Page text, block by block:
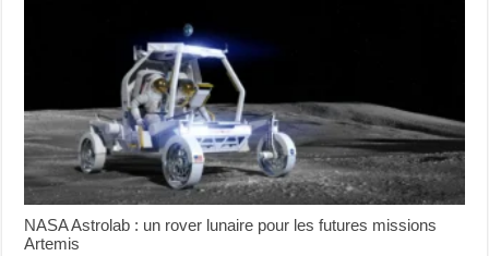
NASA Astrolab : un rover lunaire pour les futures missions
Artemis